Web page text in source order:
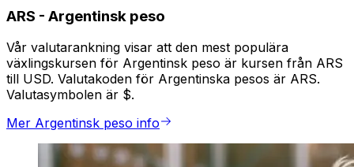
ARS - Argentinsk peso
Vår valutarankning visar att den mest populära
växlingskursen för Argentinsk peso är kursen från ARS
till USD. Valutakoden för Argentinska pesos är ARS.
Valutasymbolen är $.
Mer Argentinsk peso info